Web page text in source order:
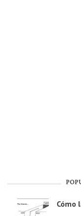
Cómo